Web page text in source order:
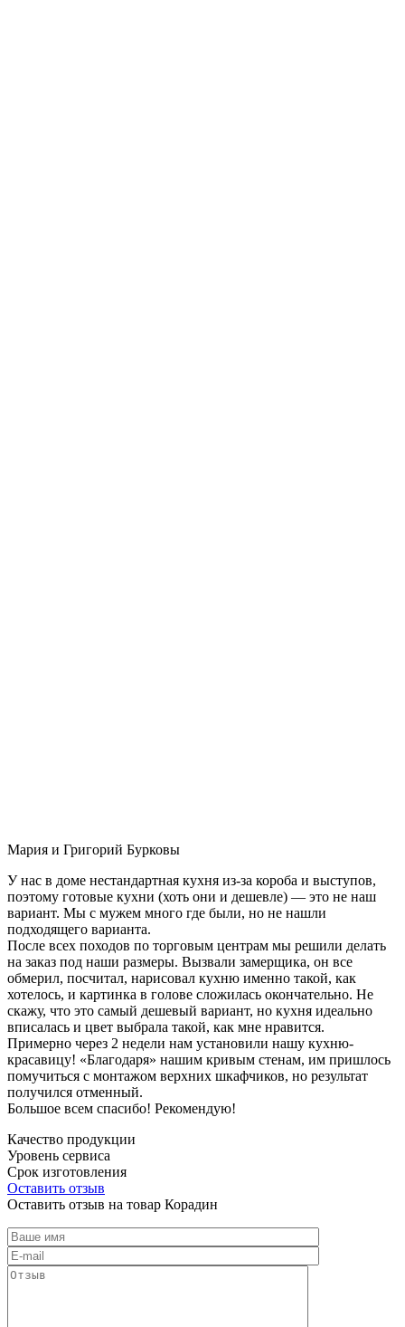
Мария и Григорий Бурковы
У нас в доме нестандартная кухня из-за короба и выступов,
поэтому готовые кухни (хоть они и дешевле) — это не наш
вариант. Мы с мужем много где были, но не нашли
подходящего варианта.
После всех походов по торговым центрам мы решили делать
на заказ под наши размеры. Вызвали замерщика, он все
обмерил, посчитал, нарисовал кухню именно такой, как
хотелось, и картинка в голове сложилась окончательно. Не
скажу, что это самый дешевый вариант, но кухня идеально
вписалась и цвет выбрала такой, как мне нравится.
Примерно через 2 недели нам установили нашу кухню-
красавицу! «Благодаря» нашим кривым стенам, им пришлось
помучиться с монтажом верхних шкафчиков, но результат
получился отменный.
Большое всем спасибо! Рекомендую!
Качество продукции
Уровень сервиса
Срок изготовления
Оставить отзыв
Оставить отзыв на товар Корадин